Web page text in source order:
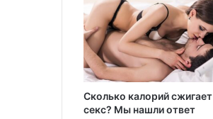
и
д
а
л
ь
н
Сколько калорий сжигает
секс? Мы нашли ответ